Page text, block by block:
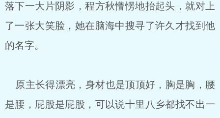
落下一大片阴影，程方秋懵愣地抬起头，就对上
了一张大笑脸，她在脑海中搜寻了许久才找到他
的名字。
原主长得漂亮，身材也是顶顶好，胸是胸，腰
是腰，屁股是屁股，可以说十里八乡都找不出一